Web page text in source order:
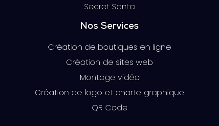
Secret Santa
Nos Services
Création de boutiques en ligne
Création de sites web
Montage vidéo
Création de logo et charte graphique
QR Code